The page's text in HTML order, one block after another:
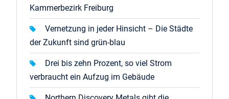
Kammerbezirk Freiburg
Vernetzung in jeder Hinsicht – Die Städte
der Zukunft sind grün-blau
Drei bis zehn Prozent, so viel Strom
verbraucht ein Aufzug im Gebäude